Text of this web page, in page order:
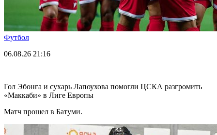
Футбол
06.08.26 21:16
Гол Эбонга и сухарь Лапоухова помогли ЦСКА разгромить
«Маккаби» в Лиге Европы
Матч прошел в Батуми.